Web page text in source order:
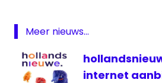
kabel
UPC
Meer nieuws...
internet